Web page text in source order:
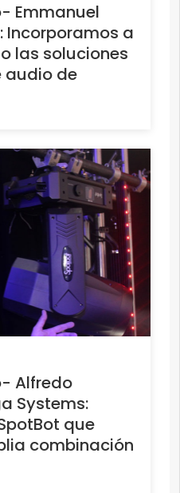
Emmanuel
Incorporamos a
las soluciones
audio de
Alfredo
Systems:
que
combinación